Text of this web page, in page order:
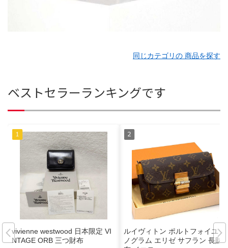
同じカテゴリの 商品を探す
ベストセラーランキングです
vivienne westwood 日本限定 VI
NTAGE ORB 三つ財布
ルイヴィトン ポルトフォイユ モ
ノグラム エリゼ サフラン 長財